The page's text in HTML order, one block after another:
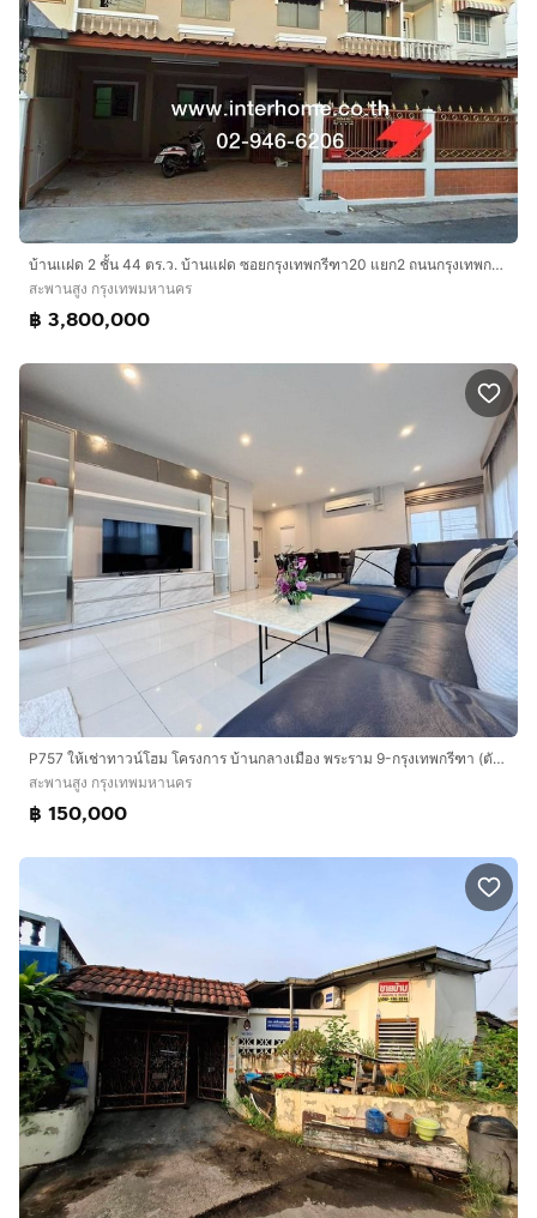
บ้านเเฝด 2 ชั้น 44 ตร.ว. บ้านแฝด ซอยกรุงเทพกรีฑา20 แยก2 ถนนกรุงเทพกรีฑา ถนนศรีนครินทร์ เขตสะพานสูง กรุงเทพมหานคร
สะพานสูง กรุงเทพมหานคร
฿ 3,800,000
P757 ให้เช่าทาวน์โฮม โครงการ บ้านกลางเมือง พระราม 9-กรุงเทพกรีฑา (ตัดใหม่) Baan Klang Muang Rama 9-New Krungthep Kreetha ตกแต่งสวยพร้อมเข้าอ
สะพานสูง กรุงเทพมหานคร
฿ 150,000